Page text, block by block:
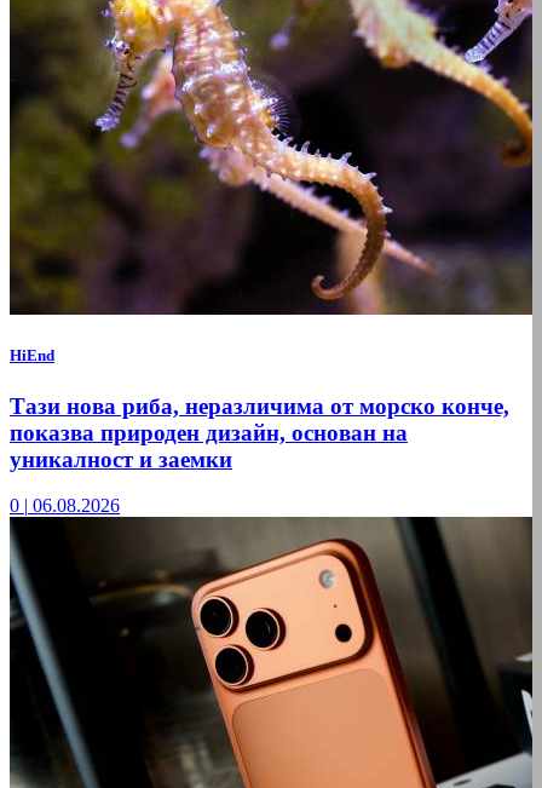
HiEnd
Тази нова риба, неразличима от морско конче,
показва природен дизайн, основан на
уникалност и заемки
0 | 06.08.2026